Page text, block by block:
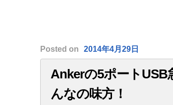
Posted on 2014年4月29日
Ankerの5ポート
んなの味方！